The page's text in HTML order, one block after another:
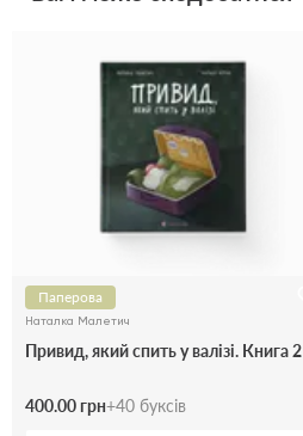
Паперова
Наталка Малетич
Привид, який спить у валізі. Книга 2
400.00 грн+40 буксів